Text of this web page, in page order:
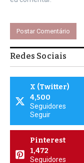
Redes Sociais
X (Twitter)
4,500
Seguidores
Seguir
Pinterest
1,472
Seguidores